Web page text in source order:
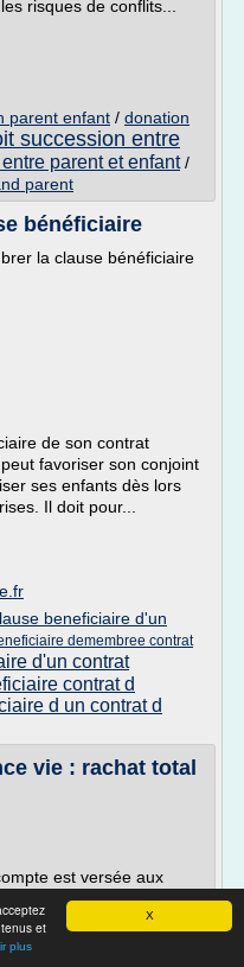
X
et
plus
risques de conflits...
parent enfant / donation
succession entre
parent et enfant/
parent
bénéficiaire
la clause bénéficiaire
de son contrat
favoriser son conjoint
ses enfants dès lors
Il doit pour...
beneficiaire d'un
demembree contrat
d'un contrat
contrat d
d un contrat d
vie : rachat total
est versée aux
ou en rente.
les personnes